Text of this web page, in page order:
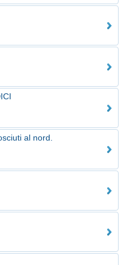
al nord.